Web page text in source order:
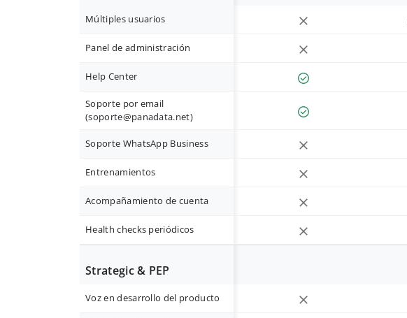
Múltiples usuarios
Panel de administración
Help Center
Soporte por email
(soporte@panadata.net)
Soporte WhatsApp Business
Entrenamientos
Acompañamiento de cuenta
Health checks periódicos
Strategic & PEP
Voz en desarrollo del producto